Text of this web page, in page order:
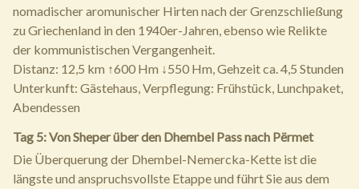
nomadischer aromunischer Hirten nach der Grenzschließung
zu Griechenland in den 1940er-Jahren, ebenso wie Relikte
der kommunistischen Vergangenheit.
Distanz: 12,5 km ↑600 Hm ↓550 Hm, Gehzeit ca. 4,5 Stunden
Unterkunft: Gästehaus, Verpflegung: Frühstück, Lunchpaket,
Abendessen
Tag 5: Von Sheper über den Dhembel Pass nach Përmet
Die Überquerung der Dhembel-Nemercka-Kette ist die
längste und anspruchsvollste Etappe und führt Sie aus dem